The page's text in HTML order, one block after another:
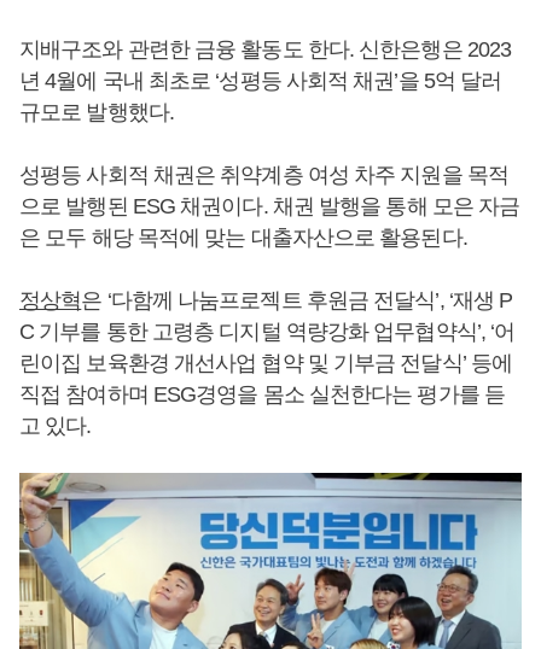
지배구조와 관련한 금융 활동도 한다. 신한은행은 2023
년 4월에 국내 최초로 ‘성평등 사회적 채권’을 5억 달러
규모로 발행했다.
성평등 사회적 채권은 취약계층 여성 차주 지원을 목적
으로 발행된 ESG 채권이다. 채권 발행을 통해 모은 자금
은 모두 해당 목적에 맞는 대출자산으로 활용된다.
정상혁은 ‘다함께 나눔프로젝트 후원금 전달식’, ‘재생 P
C 기부를 통한 고령층 디지털 역량강화 업무협약식’, ‘어
린이집 보육환경 개선사업 협약 및 기부금 전달식’ 등에
직접 참여하며 ESG경영을 몸소 실천한다는 평가를 듣
고 있다.